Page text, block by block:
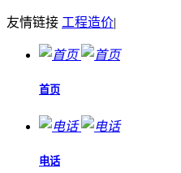
友情链接 工程造价|
首页
电话